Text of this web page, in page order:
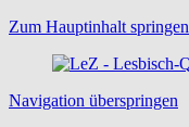
Zum Hauptinhalt springen
Navigation überspringen